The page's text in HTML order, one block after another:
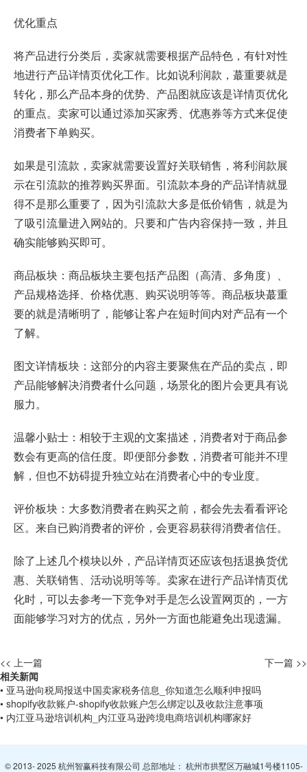
优化重点
将产品进行分类后，卖家就需要根据产品特色，有针对性
地进行产品详情页优化工作。比如说利润款，蕞重要就是
转化，那么产品本身的优势、产品图就应该是详情页优化
的重点。卖家可以通过添加买家秀、优惠券等方式来促使
消费者下单购买。
如果是引流款，卖家就需要设置好关联销售，将利润款展
示在引流款的推荐购买界面。引流款本身的产品详情就显
得不是那么重要了，因为引流款大多是低价销售，就是为
了吸引流量进入网站的。只要和广告内容保持一致，并且
确实能够购买即可。
商品板块：商品板块主要包括产品图（高清、多角度）、
产品规格选择、价格优惠、购买说明等等。商品板块蕞重
要的就是清晰明了，能够让客户在短时间内对产品有一个
了解。
图文详情板块：这部分的内容主要聚焦在产品的卖点，即
产品能够解决消费者什么问题，场景化的图片会更具有说
服力。
温馨小贴士：相较于主观的文案描述，消费者对于商品参
数会有更高的信任度。即便部分参数，消费者可能并不理
解，但也不妨碍提升独立站在消费者心中的专业度。
评价板块：大多数消费者在购买之前，都会先去看看评论
区。来自已购消费者的评价，会更容易获得消费者信任。
除了上述几个模块以外，产品详情页还应该包括退换货优
惠、关联销售、活动说明等等。卖家在进行产品详情页优
化时，可以去参考一下竞争对手是怎么设置网页的，一方
面能够学习对方的优点，另外一方面也能避免出现遗漏。
<< 上一篇
下一篇 >>
相关新闻
• 亚马逊向税局报送中国卖家税务信息_你知道怎么顺利申报吗
• shopify收款账户-shopify收款账户怎么绑定以及收款注意事项
• 内江亚马逊培训机构_内江亚马逊跨境电商培训机构哪家好
© 2013- 2025 杭州智赢科技有限公司 总部地址： 杭州市拱墅区万融城1号楼1105-